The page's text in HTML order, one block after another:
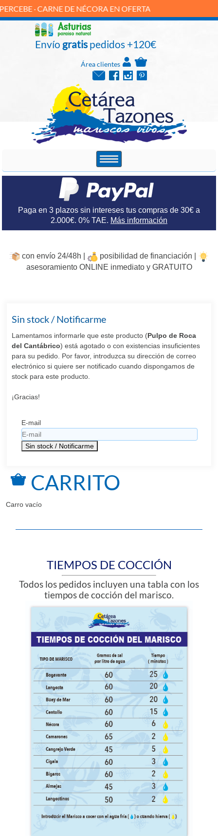
CARNE DE NÉCORA EN OFERTA
Envío gratispedidos +120€
Área clientes
Paga en 3 plazos sin intereses tus compras de 30€ a
2.000€. 0% TAE. Más información
con envío 24/48h |
posibilidad de financiación |
asesoramiento ONLINE inmediato y GRATUITO
Sin stock / Notificarme
Lamentamos informarle que este producto (Pulpo de Roca
del Cantábrico) está agotado o con existencias insuficientes
para su pedido. Por favor, introduzca su dirección de correo
electrónico si quiere ser notificado cuando dispongamos de
stock para este producto.
¡Gracias!
E-mail
CARRITO
Carro vacío
TIEMPOS DE COCCIÓN
Todos los pedidos incluyen una tabla con los
tiempos de cocción del marisco.